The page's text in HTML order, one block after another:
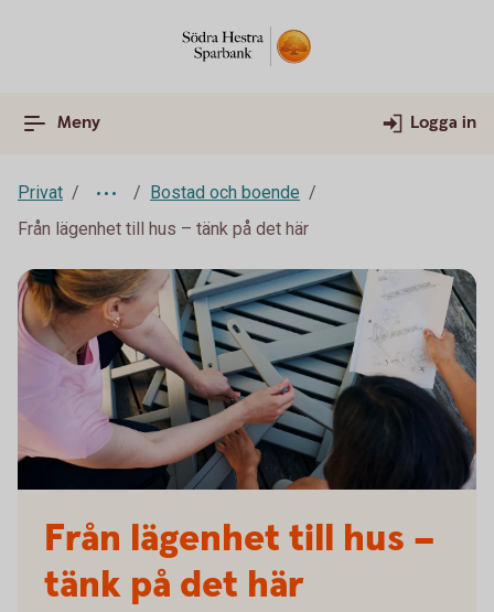
Meny Logga in
Privat
Bostad och boende
Från lägenhet till hus – tänk på det här
Från lägenhet till hus –
tänk på det här